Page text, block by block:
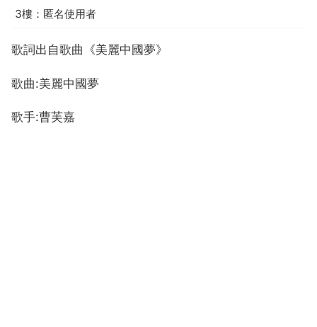
3樓：匿名使用者
歌詞出自歌曲《美麗中國夢》
歌曲:美麗中國夢
歌手:曹芙嘉